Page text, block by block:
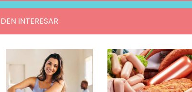
INTERESAR